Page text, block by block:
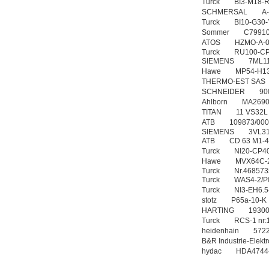
Turck BI3-M18-
SCHMERSAL A-
Turck BI10-G30-
Sommer
ATOS HZMO-A-
Turck RU100-
SIEMENS
Hawe MP54-
THERMO-EST
SCHNEIDER
Ahlborn
TITAN 11 VS32L
ATB 109873/
SIEMENS
ATB CD 63 M1-
Turck NI20-
Hawe MVX64C-
Turck
Turck WAS4-2/
Turck NI3-EH6.5-
stotz P65a-10-K
HARTING
Turck RCS-1
heidenhain
B&R Industrie-
hydac HDA4744-